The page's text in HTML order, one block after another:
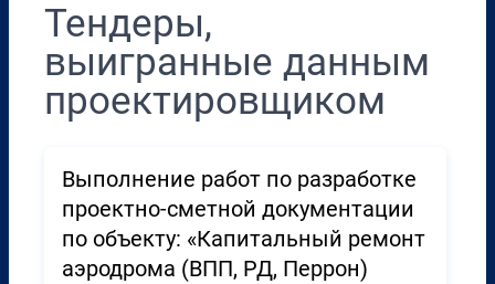
Тендеры,
выигранные данным
проектировщиком
Выполнение работ по разработке
проектно-сметной документации
по объекту: «Капитальный ремонт
аэродрома (ВПП, РД, Перрон)